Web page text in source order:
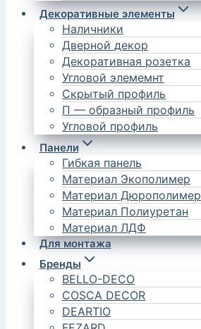
Декоративные элементы
Наличники
Дверной декор
Декоративная розетка
Угловой элемемнт
Скрытый профиль
П — образный профиль
Угловой профиль
Панели
Гибкая панель
Материал Экополимер
Материал Дюрополимер
Материал Полиуретан
Материал ЛДФ
Для монтажа
Бренды
BELLO-DECO
COSCA DECOR
DEARTIO